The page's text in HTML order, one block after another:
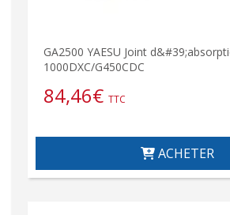
GA2500 YAESU Joint
1000DXC/G450CDC
84,46€ TTC
ACHETER